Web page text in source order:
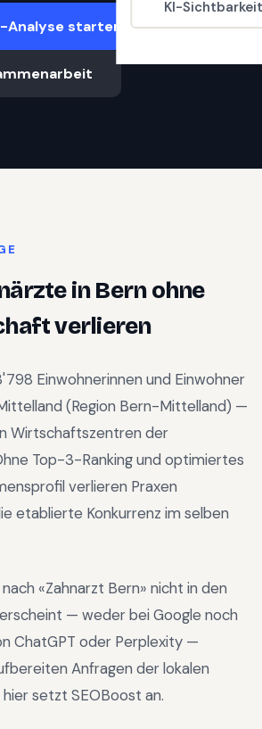
KI-
starten
inBernohne
verlieren
Einwohnerinnen und Einwohner
(Region Bern-Mittelland) —
Wirtschaftszentren der
Top-3-Ranking und optimiertes
verlieren Praxen
etablierte Konkurrenz im selben
«Zahnarzt Bern» nicht in den
— weder bei Google noch
ChatGPT oder Perplexity —
Anfragen der lokalen
hier setzt SEOBoost an.